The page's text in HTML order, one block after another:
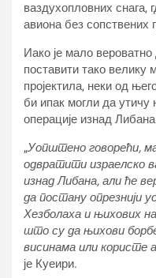
ваздухопловних снага,
авиона без сопствених
Иако је мало
поставити тако
пројектила, неки од
би ипак могли да
операције изнад
„Уопштено говорећи,
одвратити израелско
изнад Либана, али ће
да постану опрезнији
Хезболаха и њихових
што су да њихови
висинама или користе
је Куеири.